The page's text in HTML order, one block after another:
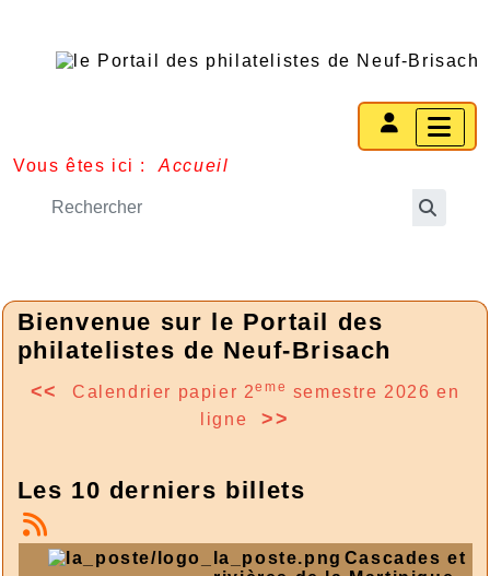
Vous êtes ici :Accueil
Bienvenue sur le Portail des
philatelistes de Neuf-Brisach
<< Calendrier papier 2eme semestre 2026 en
ligne
>>
Les 10 derniers billets
Cascades et